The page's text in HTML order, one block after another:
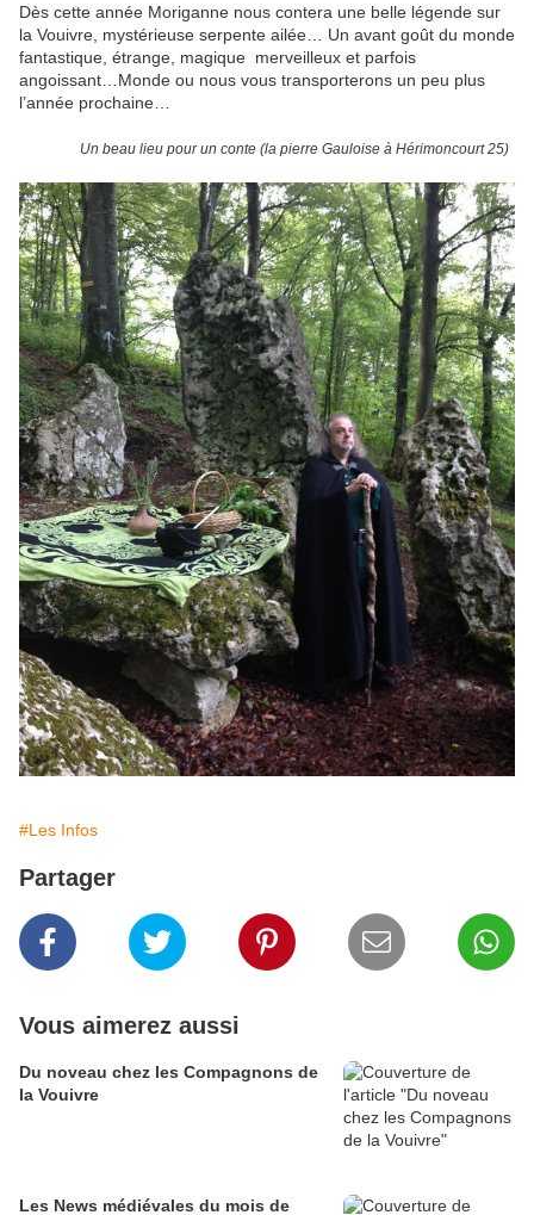
Dès cette année Moriganne nous contera une belle légende sur
la Vouivre, mystérieuse serpente ailée… Un avant goût du monde
fantastique, étrange, magique merveilleux et parfois
angoissant…Monde ou nous vous transporterons un peu plus
l’année prochaine…
Un beau lieu pour un conte (la pierre Gauloise à Hérimoncourt 25)
#Les Infos
Partager
Vous aimerez aussi
Du noveau chez les Compagnons de
la Vouivre
Les News médiévales du mois de